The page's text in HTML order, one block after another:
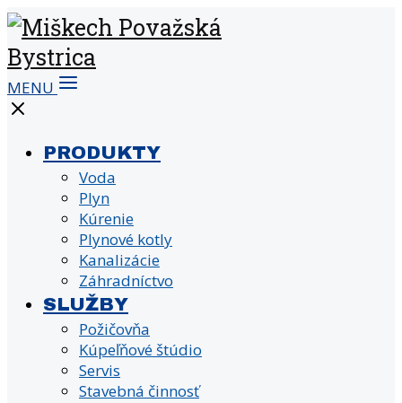
MENU
PRODUKTY
Voda
Plyn
Kúrenie
Plynové kotly
Kanalizácie
Záhradníctvo
SLUŽBY
Požičovňa
Kúpeľňové štúdio
Servis
Stavebná činnosť